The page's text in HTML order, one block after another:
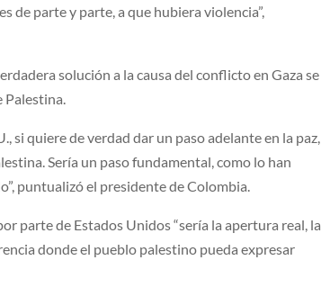
de parte y parte, a que hubiera violencia”,
solución a la causa del conflicto en Gaza se
si quiere de verdad dar un paso adelante en la paz,
Sería un paso fundamental, como lo han
puntualizó el presidente de Colombia.
parte de Estados Unidos “sería la apertura real, la
donde el pueblo palestino pueda expresar